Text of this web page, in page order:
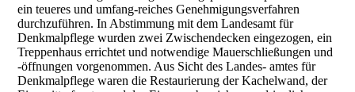
ein teueres und umfang-reiches Genehmigungsverfahren
durchzuführen. In Abstimmung mit dem Landesamt für
Denkmalpflege wurden zwei Zwischendecken eingezogen, ein
Treppenhaus errichtet und notwendige Mauerschließungen und
-öffnungen vorgenommen. Aus Sicht des Landes- amtes für
Denkmalpflege waren die Restaurierung der Kachelwand, der